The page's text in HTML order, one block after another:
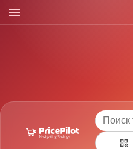
menu
qr_code